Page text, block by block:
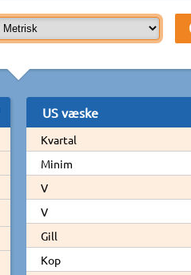
US væske
Kvartal
Minim
V
V
Gill
Kop